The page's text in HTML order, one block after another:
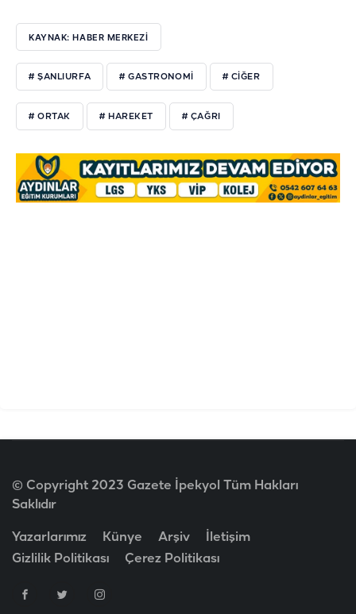
KAYNAK: HABER MERKEZİ
# ŞANLIURFA # GASTRONOMİ # CİĞER
# ORTAK # HAREKET # ÇAĞRI
© Copyright 2023 Gazete İpekyol Tüm Hakları
Saklıdır
Yazarlarımız Künye Arşiv
İletişim
Gizlilik Politikası
Çerez Politikası